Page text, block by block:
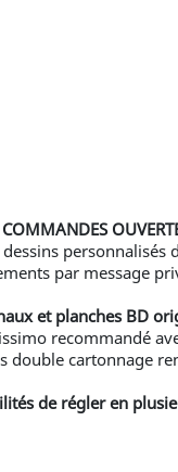
COMMANDES
personnalisés
par message
et planches BD
recommandé
double cartonnage
de régler en